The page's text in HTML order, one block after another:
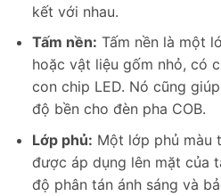
kết với nhau.
Tấm nền: Tấm nền là một
hoặc vật liệu gốm nhỏ, có
con chip LED. Nó cũng
độ bền cho đèn pha COB.
Lớp phủ: Một lớp phủ màu
được áp dụng lên mặt của
độ phân tán ánh sáng và